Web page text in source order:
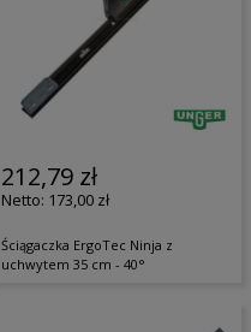
212,79 zł
173,00 zł
Ściągaczka ErgoTec Ninja z
uchwytem 35 cm - 40°